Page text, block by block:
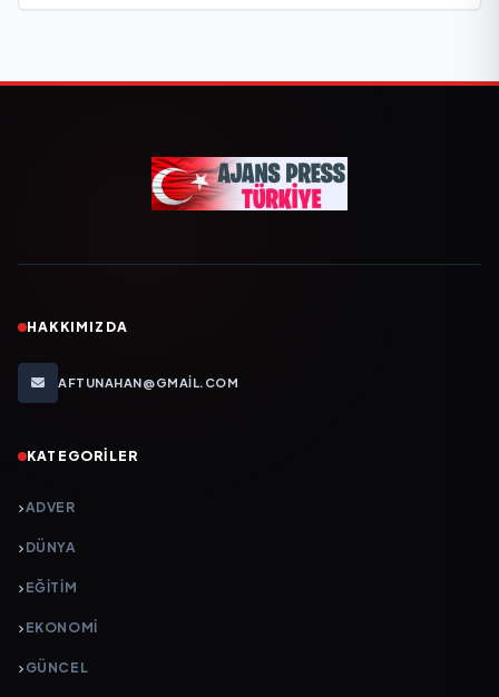
HAKKIMIZDA
AFTUNAHAN@GMAIL.COM
KATEGORILER
ADVER
DÜNYA
EĞİTİM
EKONOMİ
GÜNCEL